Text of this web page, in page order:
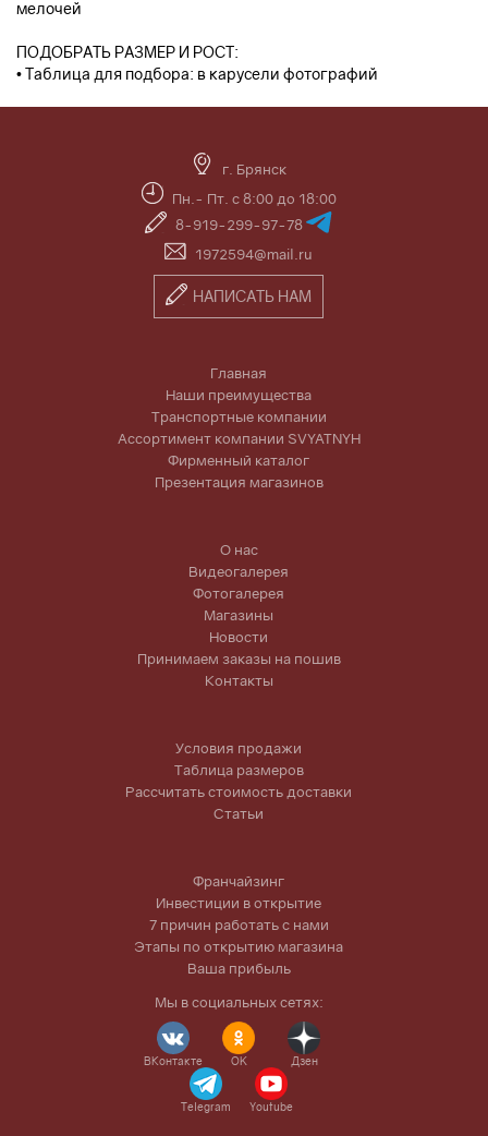
мелочей
ПОДОБРАТЬ РАЗМЕР И РОСТ:
• Таблица для подбора: в карусели фотографий
г. Брянск
Пн.- Пт. с 8:00 до 18:00
8-919-299-97-78
1972594@mail.ru
НАПИСАТЬ НАМ
Главная
Наши преимущества
Транспортные компании
Ассортимент компании SVYATNYH
Фирменный каталог
Презентация магазинов
О нас
Видеогалерея
Фотогалерея
Магазины
Новости
Принимаем заказы на пошив
Контакты
Условия продажи
Таблица размеров
Рассчитать стоимость доставки
Статьи
Франчайзинг
Инвестиции в открытие
7 причин работать с нами
Этапы по открытию магазина
Ваша прибыль
Мы в социальных сетях:
ВКонтакте OK Дзен
Telegram Youtube